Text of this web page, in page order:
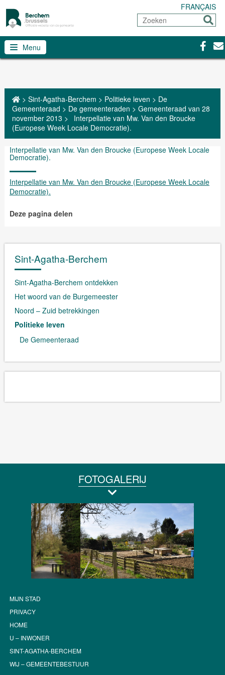
FRANÇAIS
Zoeken
Sturen
Menu
> Sint-Agatha-Berchem > Politieke leven > De
Gemeenteraad > De gemeenteraden > Gemeenteraad van 28
november 2013 >
Interpellatie van Mw. Van den Broucke
(Europese Week Locale Democratie).
Interpellatie van Mw. Van den Broucke (Europese Week Locale
Democratie).
Interpellatie van Mw. Van den Broucke (Europese Week Locale
Democratie).
Deze pagina delen
Sint-Agatha-Berchem
Sint-Agatha-Berchem ontdekken
Het woord van de Burgemeester
Noord – Zuid betrekkingen
Politieke leven
De Gemeenteraad
FOTOGALERIJ
MIJN STAD
PRIVACY
HOME
U – INWONER
SINT-AGATHA-BERCHEM
WIJ – GEMEENTEBESTUUR